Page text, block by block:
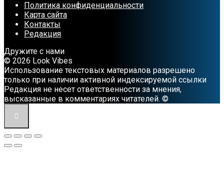
Политика конфиденциальности
Карта сайта
Контакты
Редакция
Дружите с нами
© 2026 Look Vibes
Использование текстовых материалов разрешено
только при наличии активной индексируемой ссылки
Редакция не несет ответственности за мнения,
высказанные в комментариях читателей. ©